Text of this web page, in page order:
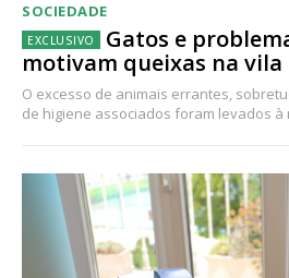
SOCIEDADE
Gatos e
motivam queixas na vila
O excesso de animais errantes,
de higiene associados foram levados à